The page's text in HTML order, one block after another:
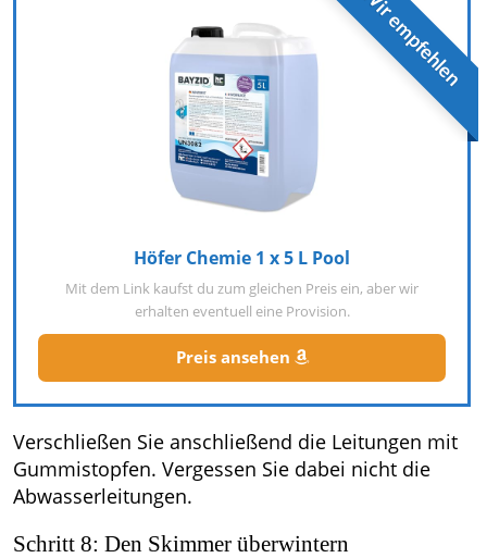
Wir empfehlen
Höfer Chemie 1 x 5 L Pool
Mit dem Link kaufst du zum gleichen Preis ein, aber wir
erhalten eventuell eine Provision.
Preis ansehen
Verschließen Sie anschließend die Leitungen mit
Gummistopfen. Vergessen Sie dabei nicht die
Abwasserleitungen.
Schritt 8: Den Skimmer überwintern